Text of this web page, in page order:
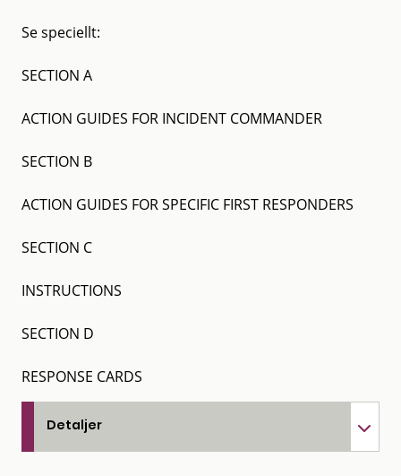
Se speciellt:
SECTION A
ACTION GUIDES FOR INCIDENT COMMANDER
SECTION B
ACTION GUIDES FOR SPECIFIC FIRST RESPONDERS
SECTION C
INSTRUCTIONS
SECTION D
RESPONSE CARDS
Detaljer